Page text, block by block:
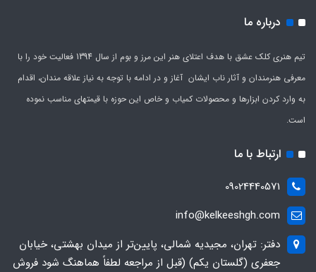
درباره ما
تیم هنری کلک عشق با هدف اعتلای هنر این مرز و بوم از سال 1394 فعالیت خود را با
معرفی هنرمندان و آثار ناب ایشان آغاز و در ادامه با توجه به نیاز علاقه مندان، اقدام
به وارد کردن ابزارها و محصولات کمیاب و خاص این حوزه با قیمتهای مناسب نموده
است.
ارتباط با ما
09024440571
info@kelkeeshgh.com
دفتر: تهران، مجیدیه شمالی، پایین‌تر از میدان بهشتی، خیابان
جعفری (گلستان یکم) (قبل از مراجعه لطفاً هماهنگ شود فروش